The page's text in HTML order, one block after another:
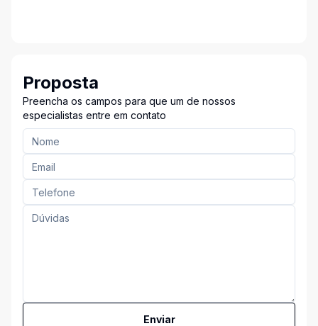
Proposta
Preencha os campos para que um de nossos
especialistas entre em contato
Enviar